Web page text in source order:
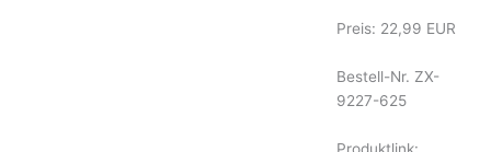
Preis: 22,99 EUR
Bestell-Nr. ZX-
9227-625